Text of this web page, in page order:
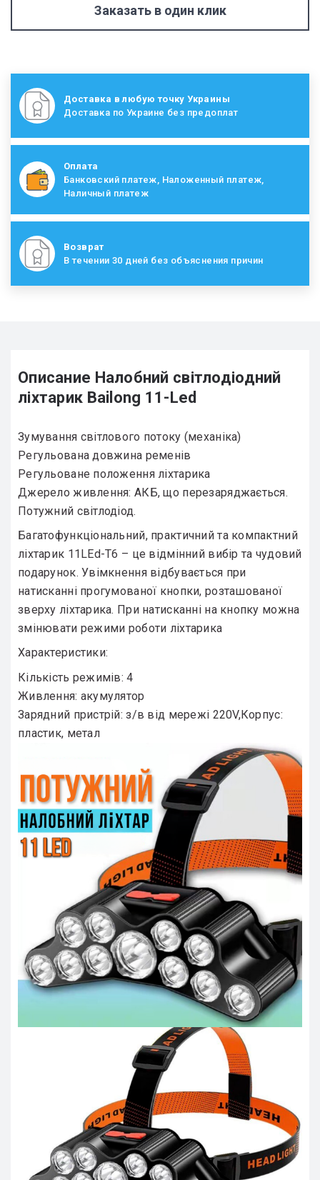
Заказать в один клик
Доставка в любую точку Украины
Доставка по Украине без предоплат
Оплата
Банковский платеж, Наложенный платеж,
Наличный платеж
Возврат
В течении 30 дней без объяснения причин
Описание Налобний світлодіодний
ліхтарик Bailong 11-Led
Зумування світлового потоку (механіка)
Регульована довжина ременів
Регульоване положення ліхтарика
Джерело живлення: АКБ, що перезаряджається.
Потужний світлодіод.
Багатофункціональний, практичний та компактний
ліхтарик 11LEd-T6 – це відмінний вибір та чудовий
подарунок. Увімкнення відбувається при
натисканні прогумованої кнопки, розташованої
зверху ліхтарика. При натисканні на кнопку можна
змінювати режими роботи ліхтарика
Характеристики:
Кількість режимів: 4
Живлення: акумулятор
Зарядний пристрій: з/в від мережі 220V,Корпус:
пластик, метал